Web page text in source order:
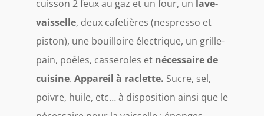
cuisson 2 feux au gaz et un four, un lave-
vaisselle, deux cafetières (nespresso et
piston), une bouilloire électrique, un grille-
pain, poêles, casseroles et nécessaire de
cuisine. Appareil à raclette. Sucre, sel,
poivre, huile, etc… à disposition ainsi que le